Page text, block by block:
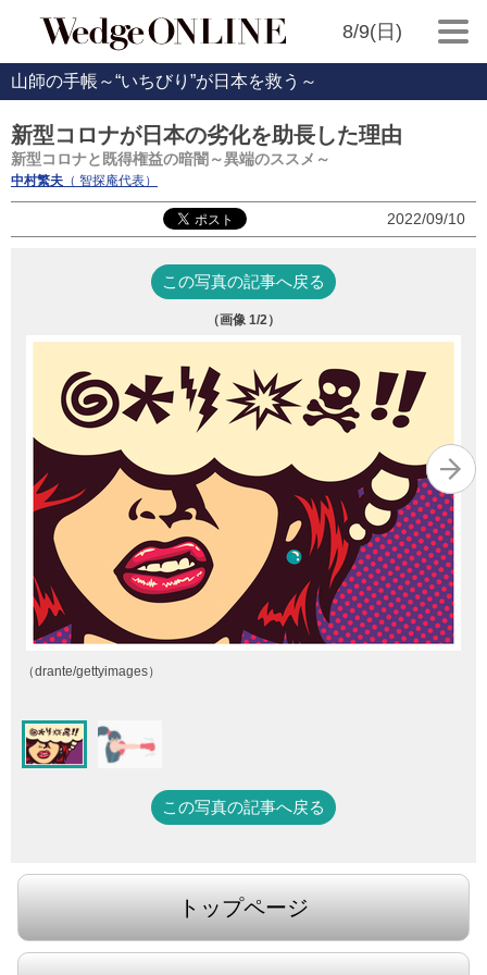
8/9(日)
山師の手帳～“いちびり”が日本を救う～
新型コロナが日本の劣化を助長した理由
新型コロナと既得権益の暗闇～異端のススメ～
中村繁夫 （ 智探庵代表）
2022/09/10
この写真の記事へ戻る
（画像 1/2）
（drante/gettyimages）
この写真の記事へ戻る
トップページ